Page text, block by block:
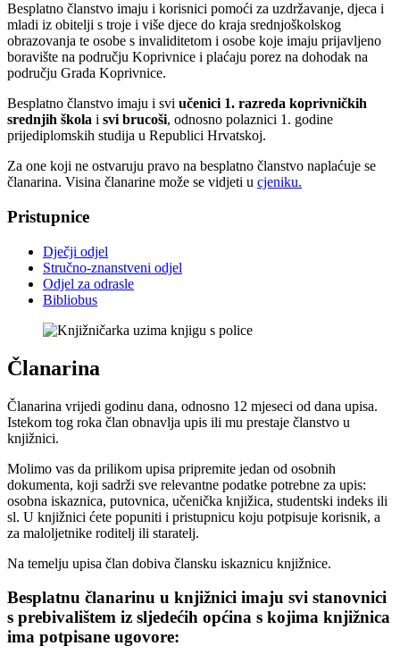
Besplatno članstvo imaju i korisnici pomoći za uzdržavanje, djeca i
mladi iz obitelji s troje i više djece do kraja srednjoškolskog
obrazovanja te osobe s invaliditetom i osobe koje imaju prijavljeno
boravište na području Koprivnice i plaćaju porez na dohodak na
području Grada Koprivnice.
Besplatno članstvo imaju i svi učenici 1. razreda koprivničkih
srednjih škola i svi brucoši, odnosno polaznici 1. godine
prijediplomskih studija u Republici Hrvatskoj.
Za one koji ne ostvaruju pravo na besplatno članstvo naplaćuje se
članarina. Visina članarine može se vidjeti u cjeniku.
Pristupnice
Dječji odjel
Stručno-znanstveni odjel
Odjel za odrasle
Bibliobus
Članarina
Članarina vrijedi godinu dana, odnosno 12 mjeseci od dana upisa.
Istekom tog roka član obnavlja upis ili mu prestaje članstvo u
knjižnici.
Molimo vas da prilikom upisa pripremite jedan od osobnih
dokumenta, koji sadrži sve relevantne podatke potrebne za upis:
osobna iskaznica, putovnica, učenička knjižica, studentski indeks ili
sl. U knjižnici ćete popuniti i pristupnicu koju potpisuje korisnik, a
za maloljetnike roditelj ili staratelj.
Na temelju upisa član dobiva člansku iskaznicu knjižnice.
Besplatnu članarinu u knjižnici imaju svi stanovnici
s prebivalištem iz sljedećih općina s kojima knjižnica
ima potpisane ugovore: